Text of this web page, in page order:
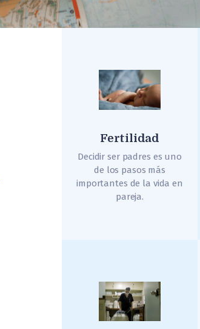
Fertilidad
Decidir ser padres es uno
de los pasos más
importantes de la vida en
pareja.